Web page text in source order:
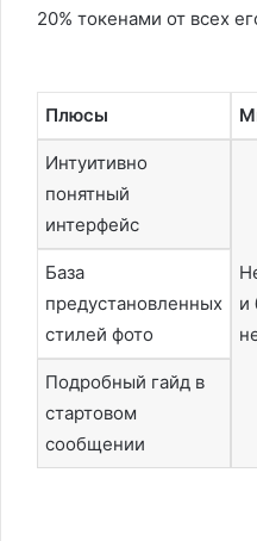
20% токенами от всех
Плюсы
Интуитивно
понятный
интерфейс
и
База
предустановленных
стилей фото
Подробный гайд в
стартовом
сообщении